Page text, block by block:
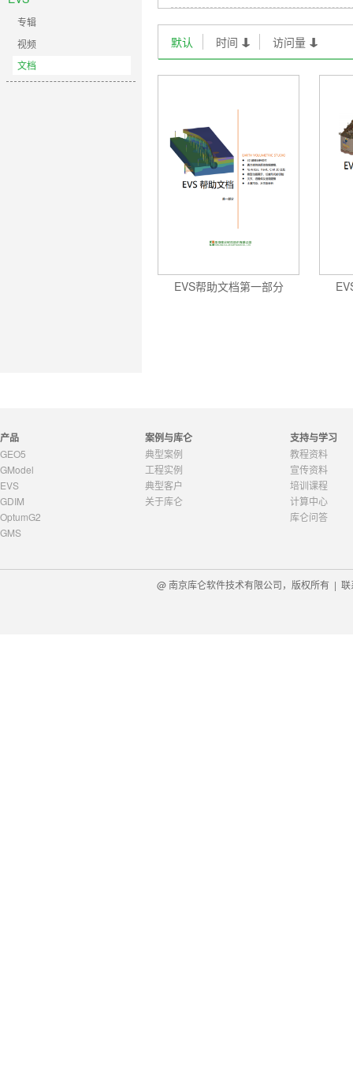
专辑
视频
文档
默认 时间 访问量
EVS帮助文档第一部分
产品
GEO5
GModel
EVS
GDIM
OptumG2
GMS
案例与库仑
典型案例
工程实例
典型客户
关于库仑
支持与学习
教程资料
宣传资料
培训课程
计算中心
库仑问答
@ 南京库仑软件技术有限公司，版权所有 | 联